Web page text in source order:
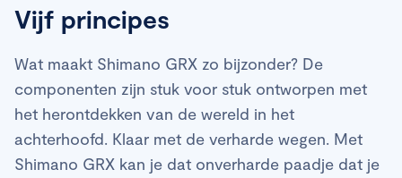
Vijf principes
Wat maakt Shimano GRX zo bijzonder? De
componenten zijn stuk voor stuk ontworpen met
het herontdekken van de wereld in het
achterhoofd. Klaar met de verharde wegen. Met
Shimano GRX kan je dat onverharde paadje dat je